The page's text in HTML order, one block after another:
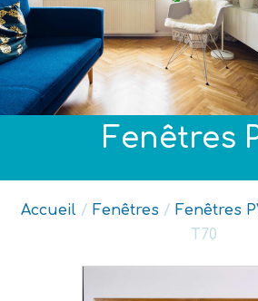
Fenêtres
Accueil/ Fenêtres/ Fenêtres
T70